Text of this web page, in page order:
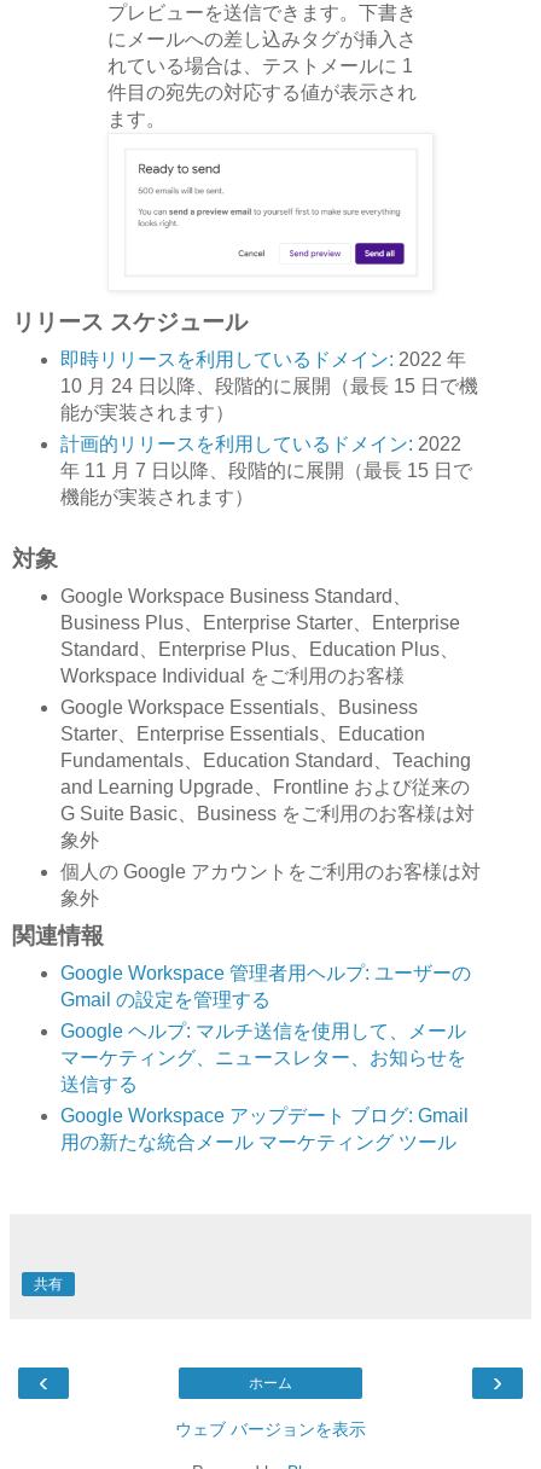
プレビューを送信できます。下書き
にメールへの差し込みタグが挿入さ
れている場合は、テストメールに 1
件目の宛先の対応する値が表示され
ます。
リリース スケジュール
即時リリースを利用しているドメイン: 2022 年
10 月 24 日以降、段階的に展開（最長 15 日で機
能が実装されます）
計画的リリースを利用しているドメイン: 2022
年 11 月 7 日以降、段階的に展開（最長 15 日で
機能が実装されます）
対象
Google Workspace Business Standard、
Business Plus、Enterprise Starter、Enterprise
Standard、Enterprise Plus、Education Plus、
Workspace Individual をご利用のお客様
Google Workspace Essentials、Business
Starter、Enterprise Essentials、Education
Fundamentals、Education Standard、Teaching
and Learning Upgrade、Frontline および従来の
G Suite Basic、Business をご利用のお客様は対
象外
個人の Google アカウントをご利用のお客様は対
象外
関連情報
Google Workspace 管理者用ヘルプ: ユーザーの
Gmail の設定を管理する
Google ヘルプ: マルチ送信を使用して、メール
マーケティング、ニュースレター、お知らせを
送信する
Google Workspace アップデート ブログ: Gmail
用の新たな統合メール マーケティング ツール
共有
‹ ›
ホーム
ウェブ バージョンを表示